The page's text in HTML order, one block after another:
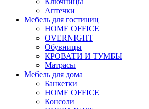
Аптечки
Мебель для гостиниц
HOME OFFICE
OVERNIGHT
Обувницы
КРОВАТИ И ТУМБЫ
Матрасы
Мебель для дома
Банкетки
HOME OFFICE
Консоли